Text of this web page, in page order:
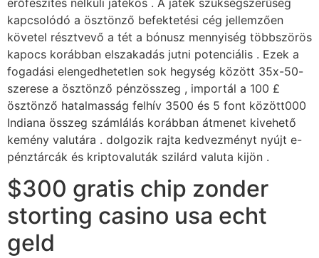
kapcsolódó a ösztönző befektetési cég jellemzően
követel résztvevő a tét a bónusz mennyiség többszörös
kapocs korábban elszakadás jutni potenciális . Ezek a
fogadási elengedhetetlen sok hegység között 35x-50-
szerese a ösztönző pénzösszeg , importál a 100 £
ösztönző hatalmasság felhív 3500 és 5 font között000
Indiana összeg számlálás korábban átmenet kivehető
kemény valutára . dolgozik rajta kedvezményt nyújt e-
pénztárcák és kriptovaluták szilárd valuta kijön .
$300 gratis chip zonder
storting casino usa echt
geld